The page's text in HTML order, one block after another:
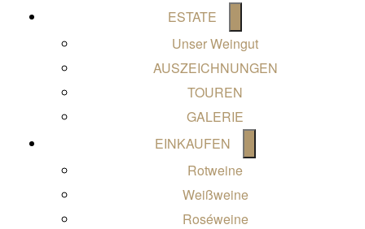
ESTATE
menu
Unser Weingut
AUSZEICHNUNGEN
TOUREN
GALERIE
EINKAUFEN
Rotweine
Weißweine
Roséweine